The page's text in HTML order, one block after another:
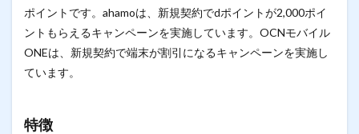
ポイントです。ahamoは、新規契約でdポイントが2,000ポイ
ントもらえるキャンペーンを実施しています。OCNモバイル
ONEは、新規契約で端末が割引になるキャンペーンを実施し
ています。
特徴